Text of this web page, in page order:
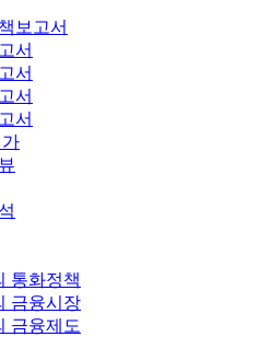
보고서
서
서
서
서
통화정책
금융시장
금융제도